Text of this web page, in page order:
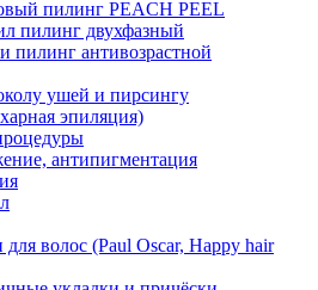
пилинг PEACH PEEL
пилинг двухфазный
пилинг антивозрастной
ушей и пирсингу
эпиляция)
антипигментация
для волос (Paul Oscar, Happy hair